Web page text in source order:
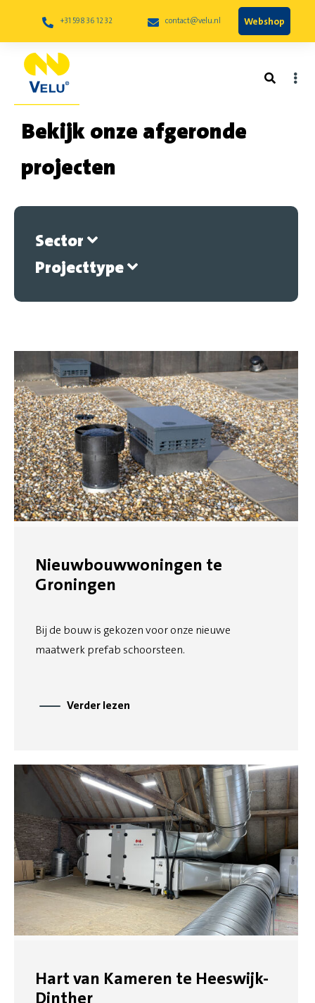
+31 598 36 12 32 contact@velu.nl Webshop
Bekijk onze afgeronde
projecten
Sector
Projecttype
Nieuwbouwwoningen te
Groningen
Bij de bouw is gekozen voor onze nieuwe
maatwerk prefab schoorsteen.
Verder lezen
Hart van Kameren te Heeswijk-
Dinther